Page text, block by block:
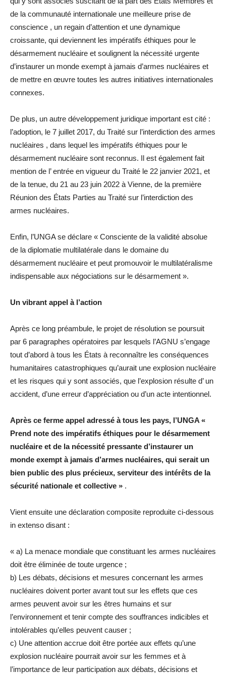
de la communauté internationale une meilleure prise de
conscience , un regain d’attention et une dynamique
croissante, qui deviennent les impératifs éthiques pour le
désarmement nucléaire et soulignent la nécessité urgente
d’instaurer un monde exempt à jamais d’armes nucléaires et
de mettre en œuvre toutes les autres initiatives internationales
connexes.
De plus, un autre développement juridique important est cité :
l’adoption, le 7 juillet 2017, du Traité sur l’interdiction des armes
nucléaires , dans lequel les impératifs éthiques pour le
désarmement nucléaire sont reconnus. Il est également fait
mention de l’ entrée en vigueur du Traité le 22 janvier 2021, et
de la tenue, du 21 au 23 juin 2022 à Vienne, de la première
Réunion des États Parties au Traité sur l’interdiction des
armes nucléaires.
Enfin, l’UNGA se déclare « Consciente de la validité absolue
de la diplomatie multilatérale dans le domaine du
désarmement nucléaire et peut promouvoir le multilatéralisme
indispensable aux négociations sur le désarmement ».
Un vibrant appel à l’action
Après ce long préambule, le projet de résolution se poursuit
par 6 paragraphes opératoires par lesquels l’AGNU s’engage
tout d’abord à tous les États à reconnaître les conséquences
humanitaires catastrophiques qu’aurait une explosion nucléaire
et les risques qui y sont associés, que l’explosion résulte d’ un
accident, d’une erreur d’appréciation ou d’un acte intentionnel.
Après ce ferme appel adressé à tous les pays, l’UNGA «
Prend note des impératifs éthiques pour le désarmement
nucléaire et de la nécessité pressante d’instaurer un
monde exempt à jamais d’armes nucléaires, qui serait un
bien public des plus précieux, serviteur des intérêts de la
sécurité nationale et collective » .
Vient ensuite une déclaration composite reproduite ci-dessous
in extenso disant :
« a) La menace mondiale que constituant les armes nucléaires
doit être éliminée de toute urgence ;
b) Les débats, décisions et mesures concernant les armes
nucléaires doivent porter avant tout sur les effets que ces
armes peuvent avoir sur les êtres humains et sur
l’environnement et tenir compte des souffrances indicibles et
intolérables qu’elles peuvent causer ;
c) Une attention accrue doit être portée aux effets qu’une
explosion nucléaire pourrait avoir sur les femmes et à
l’importance de leur participation aux débats, décisions et